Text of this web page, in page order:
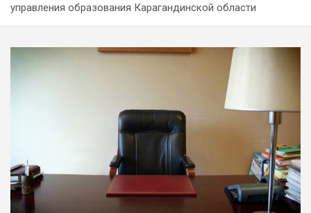
управления образования Карагандинской области